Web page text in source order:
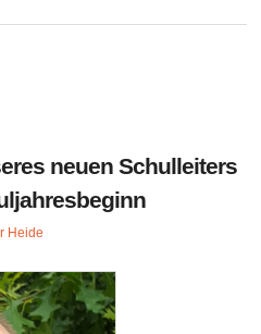
neuen Schulleiters
Heide